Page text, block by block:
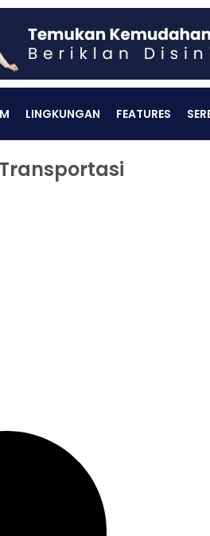
LINGKUNGAN FEATURES